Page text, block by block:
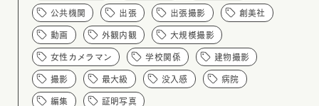
公共機関 出張 出張撮影 創美社
動画 外観内観 大規模撮影
女性カメラマン 学校関係 建物撮影
撮影 最大級 没入感 病院
編集 証明写真